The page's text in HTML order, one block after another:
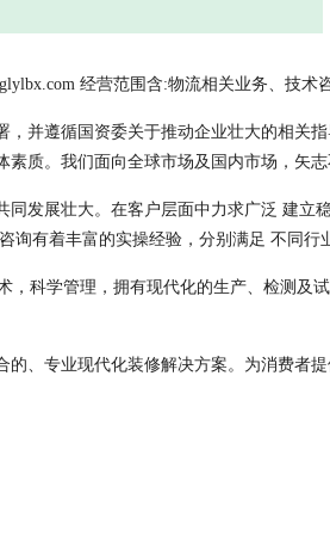
经营范围含:物流相关业务、技术
并遵循国资委关于推动企业壮大的相关
质。我们面向全球市场及国内市场，矢
发展壮大。在客户层面中力求广泛 建立
有着丰富的实操经验，分别满足 不同行
科学管理，拥有现代化的生产、检测及
、专业现代化装修解决方案。为消费者